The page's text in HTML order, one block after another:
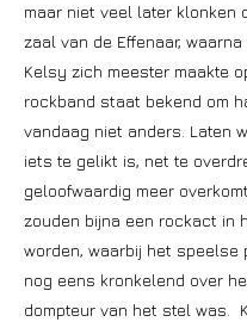
maar niet veel later klonken
zaal van de Effenaar,
Kelsy zich meester maakte
rockband staat bekend om
vandaag niet anders. Laten
iets te gelikt is, net te
geloofwaardig meer
zouden bijna een rockact in
worden, waarbij het speelse
nog eens kronkelend over
dompteur van het stel was.